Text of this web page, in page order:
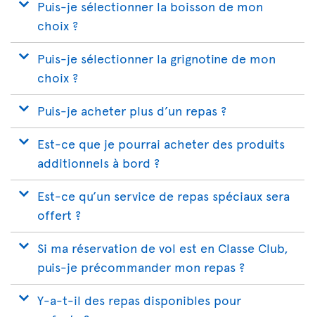
Puis-je sélectionner la boisson de mon
choix ?
Puis-je sélectionner la grignotine de mon
choix ?
Puis-je acheter plus d’un repas ?
Est-ce que je pourrai acheter des produits
additionnels à bord ?
Est-ce qu’un service de repas spéciaux sera
offert ?
Si ma réservation de vol est en Classe Club,
puis-je précommander mon repas ?
Y-a-t-il des repas disponibles pour